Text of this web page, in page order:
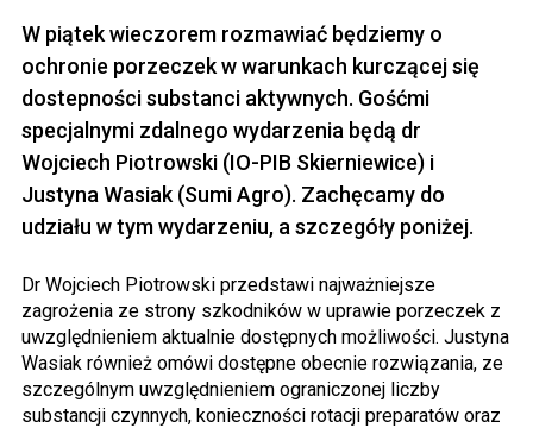
W piątek wieczorem rozmawiać będziemy o
ochronie porzeczek w warunkach kurczącej się
dostepności substanci aktywnych. Gośćmi
specjalnymi zdalnego wydarzenia będą dr
Wojciech Piotrowski (IO-PIB Skierniewice) i
Justyna Wasiak (Sumi Agro). Zachęcamy do
udziału w tym wydarzeniu, a szczegóły poniżej.
Dr Wojciech Piotrowski przedstawi najważniejsze
zagrożenia ze strony szkodników w uprawie porzeczek z
uwzględnieniem aktualnie dostępnych możliwości. Justyna
Wasiak również omówi dostępne obecnie rozwiązania, ze
szczególnym uwzględnieniem ograniczonej liczby
substancji czynnych, konieczności rotacji preparatów oraz